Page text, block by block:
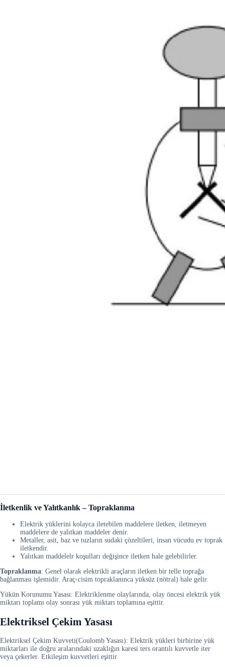
İletkenlik ve Yalıtkanlık – Topraklanma
Elektrik yüklerini kolayca iletebilen maddelere iletken, iletmeyen
maddelere de yalıtkan maddeler denir.
Metaller, asit, baz ve tuzların sudaki çözeltileri, insan vücudu ev toprak
iletkendir.
Yalıtkan maddelelr koşulları değişince iletken hale gelebilirler.
Topraklanma: Genel olarak elektrikli araçların iletken bir telle toprağa
bağlanması işlemidir. Araç-cisim topraklanınca yüksüz (nötral) hale gelir.
Yükün Korunumu Yasası: Elektriklenme olaylarında, olay öncesi elektrik yük
miktarı toplamı olay sonrası yük miktarı toplamına eşittir.
Elektriksel Çekim Yasası
Elektriksel Çekim Kuvveti(Coulomb Yasası): Elektrik yükleri birbirine yük
miktarları ile doğru aralarındaki uzaklığın karesi ters orantılı kuvvetle iter
veya çekerler. Etkileşim kuvvetleri eşittir.